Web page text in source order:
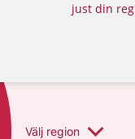
just din
Välj region